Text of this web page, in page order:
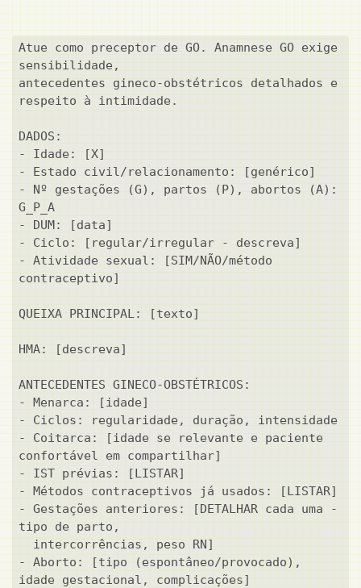
Atue como preceptor de GO. Anamnese GO exige
sensibilidade,
antecedentes gineco-obstétricos detalhados e
respeito à intimidade.
DADOS:
- Idade: [X]
- Estado civil/relacionamento: [genérico]
- Nº gestações (G), partos (P), abortos (A):
G_P_A
- DUM: [data]
- Ciclo: [regular/irregular - descreva]
- Atividade sexual: [SIM/NÃO/método
contraceptivo]
QUEIXA PRINCIPAL: [texto]
HMA: [descreva]
ANTECEDENTES GINECO-OBSTÉTRICOS:
- Menarca: [idade]
- Ciclos: regularidade, duração, intensidade
- Coitarca: [idade se relevante e paciente
confortável em compartilhar]
- IST prévias: [LISTAR]
- Métodos contraceptivos já usados: [LISTAR]
- Gestações anteriores: [DETALHAR cada uma -
tipo de parto,
- Aborto: [tipo (espontâneo/provocado),
idade gestacional, complicações]